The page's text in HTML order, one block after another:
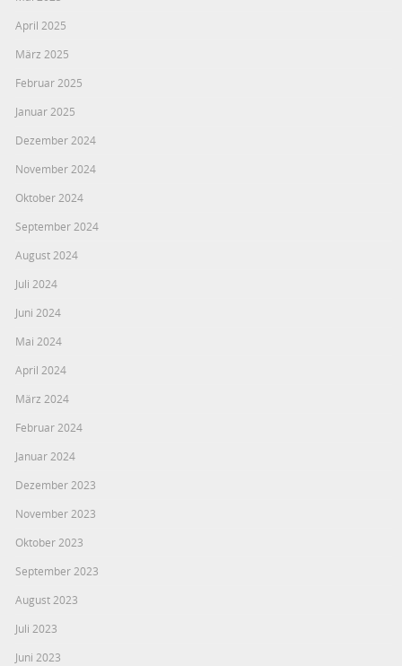
April 2025
März 2025
Februar 2025
Januar 2025
Dezember 2024
November 2024
Oktober 2024
September 2024
August 2024
Juli 2024
Juni 2024
Mai 2024
April 2024
März 2024
Februar 2024
Januar 2024
Dezember 2023
November 2023
Oktober 2023
September 2023
August 2023
Juli 2023
Juni 2023